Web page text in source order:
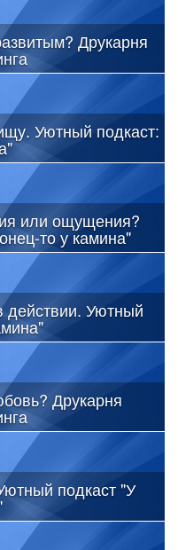
Друкарня
Уютный подкаст:
или ощущения?
то у камина"
действии. Уютный
Друкарня
подкаст "У